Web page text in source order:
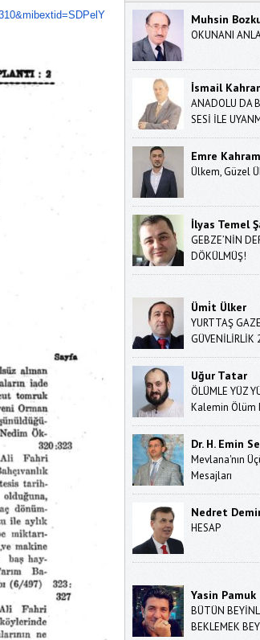
SDPelY Muhsin
OKUNANI
İsmail
ANADOLU DA
SESİ İLE
Emre
Ülkem, Güzel
İlyas Temel
GEBZE’NİN
DÖKÜLMÜŞ!
Ümi̇t Ülker
YURTTAŞ
GÜVENİLİRLİK
Uğur Tatar
ÖLÜMLE YÜZ
Kalemin Ölüm
Dr. H. Emin
Mevlana'nın
Mesajları
Nedret
HESAP
Yasin Pamuk
BÜTÜN
BEKLEMEK